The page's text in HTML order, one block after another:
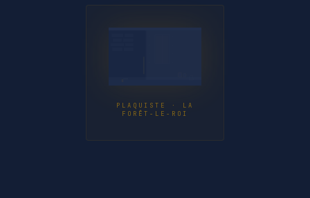
PLAQUISTE · LA
FORÊT-LE-ROI